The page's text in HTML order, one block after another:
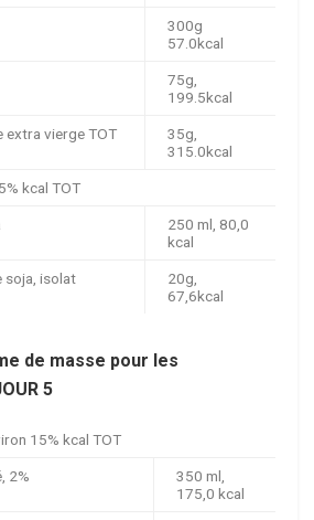
300g
57.0kcal
75g,
199.5kcal
extra vierge TOT
35g,
315.0kcal
kcal TOT
250 ml, 80,0
kcal
soja, isolat
20g,
67,6kcal
de masse pour les
5
15% kcal TOT
2%
350 ml,
175,0 kcal